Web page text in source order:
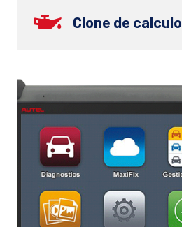
Clone de calculo